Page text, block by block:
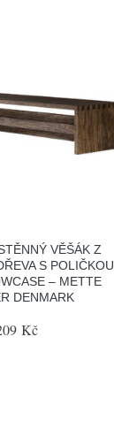
VĚŠÁK Z
S POLIČKOU
– METTE
DENMARK
Kč